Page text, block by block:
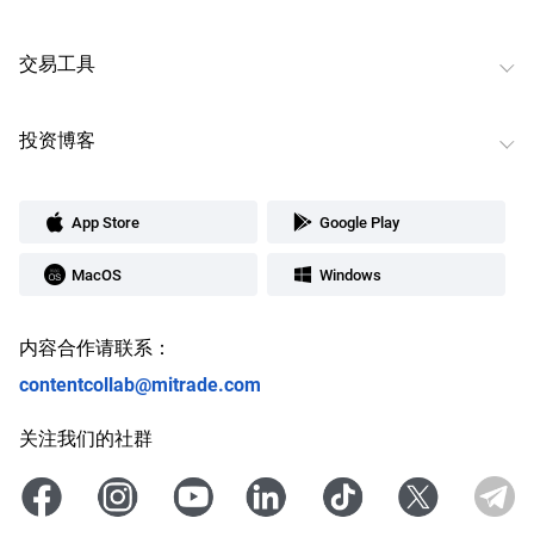
交易工具
投资博客
App Store Google Play
MacOS Windows
内容合作请联系：
contentcollab@mitrade.com
关注我们的社群